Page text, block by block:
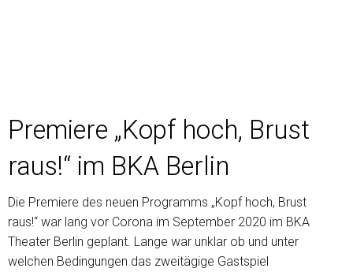
Premiere „Kopf hoch, Brust
raus!“ im BKA Berlin
Die Premiere des neuen Programms „Kopf hoch, Brust
raus!“ war lang vor Corona im September 2020 im BKA
Theater Berlin geplant. Lange war unklar ob und unter
welchen Bedingungen das zweitägige Gastspiel